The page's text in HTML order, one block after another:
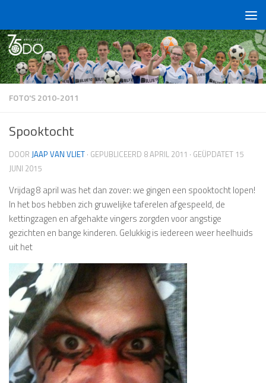
FOTO'S 2010-2011
Spooktocht
DOOR JAAP VAN VLIET · GEPUBLICEERD 8 APRIL 2011 · GEÜPDATET 15
JUNI 2015
Vrijdag 8 april was het dan zover: we gingen een spooktocht lopen!
In het bos hebben zich gruwelijke taferelen afgespeeld, de
kettingzagen en afgehakte vingers zorgden voor angstige
gezichten en bange kinderen. Gelukkig is iedereen weer heelhuids
uit het